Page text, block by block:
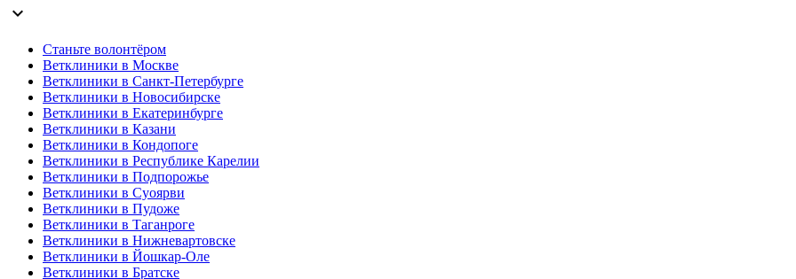
expand_more
Станьте волонтёром
Ветклиники в Москве
Ветклиники в Санкт-Петербурге
Ветклиники в Новосибирске
Ветклиники в Екатеринбурге
Ветклиники в Казани
Ветклиники в Кондопоге
Ветклиники в Республике Карелии
Ветклиники в Подпорожье
Ветклиники в Суоярви
Ветклиники в Пудоже
Ветклиники в Таганроге
Ветклиники в Нижневартовске
Ветклиники в Йошкар-Оле
Ветклиники в Братске